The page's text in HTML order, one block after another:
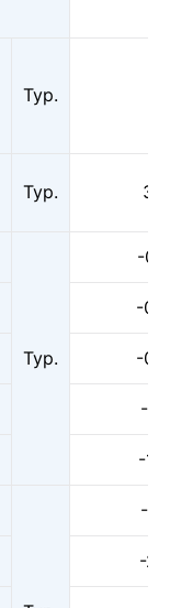
Typ.
Typ. 34
Typ.
-0.7
-0.8
-0.9
-1.1
-1.2
-21
-24